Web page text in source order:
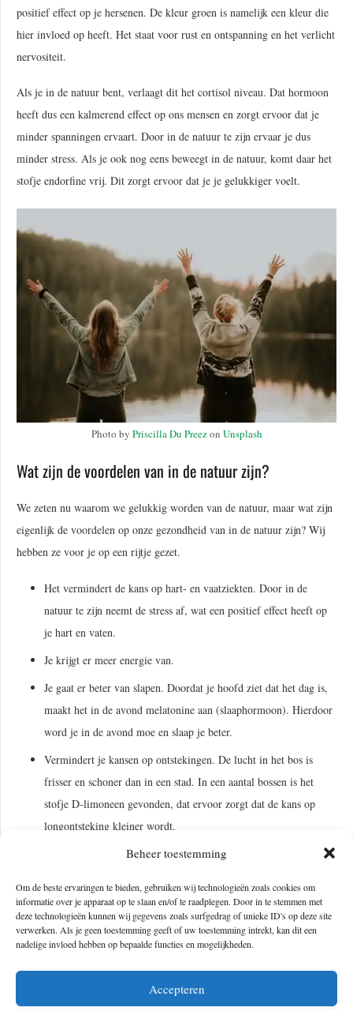
Beheer toestemming
Om de beste ervaringen te bieden, gebruiken wij technologieën zoals cookies om
informatie over je apparaat op te slaan en/of te raadplegen. Door in te stemmen met
deze technologieën kunnen wij gegevens zoals surfgedrag of unieke ID's op deze site
verwerken. Als je geen toestemming geeft of uw toestemming intrekt, kan dit een
nadelige invloed hebben op bepaalde functies en mogelijkheden.
Accepteren
positief effect op je hersenen. De kleur groen is namelijk een kleur die
hier invloed op heeft. Het staat voor rust en ontspanning en het verlicht
nervositeit.
Als je in de natuur bent, verlaagt dit het cortisol niveau. Dat hormoon
heeft dus een kalmerend effect op ons mensen en zorgt ervoor dat je
minder spanningen ervaart. Door in de natuur te zijn ervaar je dus
minder stress. Als je ook nog eens beweegt in de natuur, komt daar het
stofje endorfine vrij. Dit zorgt ervoor dat je je gelukkiger voelt.
Photo by Priscilla Du Preezon Unsplash
Wat zijn de voordelen van in de natuur zijn?
We zeten nu waarom we gelukkig worden van de natuur, maar wat zijn
eigenlijk de voordelen op onze gezondheid van in de natuur zijn? Wij
hebben ze voor je op een rijtje gezet.
Het vermindert de kans op hart- en vaatziekten. Door in de
natuur te zijn neemt de stress af, wat een positief effect heeft op
je hart en vaten.
Je krijgt er meer energie van.
Je gaat er beter van slapen. Doordat je hoofd ziet dat het dag is,
maakt het in de avond melatonine aan (slaaphormoon). Hierdoor
word je in de avond moe en slaap je beter.
Vermindert je kansen op ontstekingen. De lucht in het bos is
frisser en schoner dan in een stad. In een aantal bossen is het
stofje D-limoneen gevonden, dat ervoor zorgt dat de kans op
longontsteking kleiner wordt.
Het geeft je nieuwe inspiratie. Doordat je de ruimte krijgt om na
verzinnen. Tegelijkertijd stimuleer je hiermee je creativiteit. Een
win-win situatie.
De natuur zorgt voor rust. Waardoor jij je ook meer ontspannen
voelt. Heerlijk toch?